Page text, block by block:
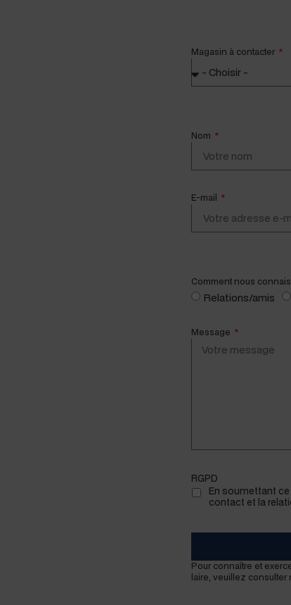
Mag­a­sin à contacter
Nom
E-mail
Com­ment nous
Relations/amis
Message
RGPD
En soumet­tant
con­tact et la
Pour con­naître et
laire, veuillez con­sul­ter